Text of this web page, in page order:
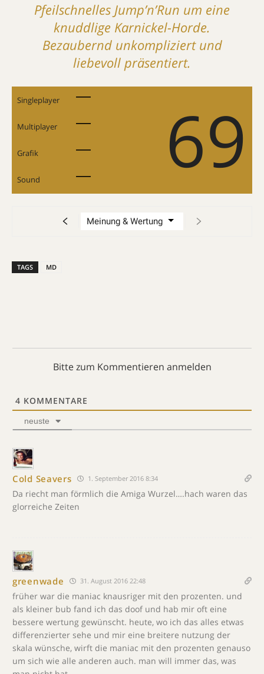
Pfeilschnelles Jump’n’Run um eine
knuddlige Karnickel-Horde.
Bezaubernd unkompliziert und
liebevoll präsentiert.
Singleplayer 69
Multiplayer
Grafik
Sound
TAGS MD
Bitte zum Kommentieren anmelden
4 KOMMENTARE
neuste
Cold Seavers 1. September 2016 8:34
Da riecht man förmlich die Amiga Wurzel….hach waren das
glorreiche Zeiten
greenwade 31. August 2016 22:48
früher war die maniac knausriger mit den prozenten. und
als kleiner bub fand ich das doof und hab mir oft eine
bessere wertung gewünscht. heute, wo ich das alles etwas
differenzierter sehe und mir eine breitere nutzung der
skala wünsche, wirft die maniac mit den prozenten genauso
um sich wie alle anderen auch. man will immer das, was